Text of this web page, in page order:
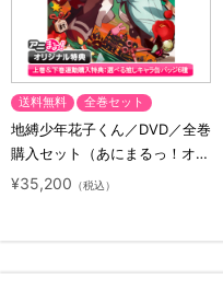
送料無料 全巻セット
地縛少年花子くん／DVD／全巻
購入セット（あにまるっ！オリ
ジナル特典付き・送料無料）
¥35,200 （税込）